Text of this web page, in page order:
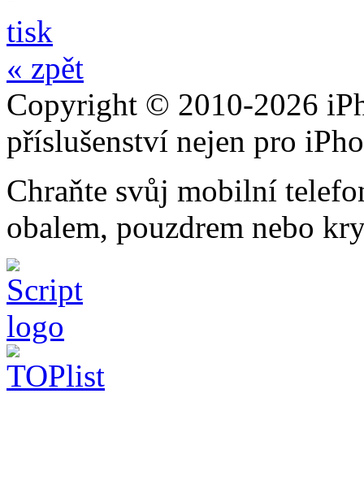
tisk
« zpět
Copyright © 2010-2026
příslušenství nejen pro
Chraňte svůj mobilní
obalem, pouzdrem nebo